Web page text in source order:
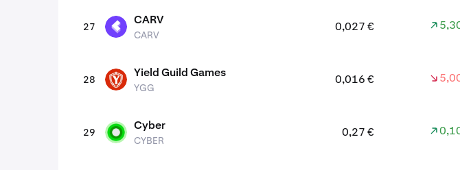
27 CARV CARV
CARV
0,027 €
28 YGG Yield Guild Games
YGG
0,016 €
29 CYBER Cyber
CYBER
0,27 €